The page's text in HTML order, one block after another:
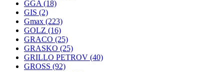
GGA (18)
GIS (2)
Gmax (223)
GOLZ (16)
GRACO (25)
GRASKO (25)
GRILLO PETROV (40)
GROSS (92)